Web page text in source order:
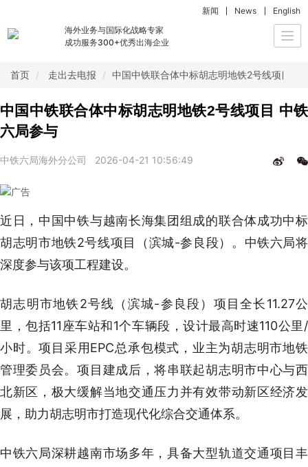
海外业务与国际化战略专家
成功服务300+优秀出海企业
新闻 News English
首页 走出去电报 中国中铁联合体中标胡志明地铁2号线项目 中
中国中铁联合体中标胡志明地铁2号线项目 中铁
六局参与
中铁六局海外分公司 2026-04-21 10:56:49
近日，中国中铁与越南长海集团组成的联合体成功中标
胡志明市地铁2号线项目（滨城-参良段）。中铁六局将
深度参与该项工程建设。
胡志明市地铁2号线（滨城-参良段）项目全长11.27公
里，包括11座车站和1个车辆段，设计最高时速110公里/
小时。项目采用EPC总承包模式，业主为胡志明市地铁
管理委员会。项目建成后，将串联起胡志明市中心与西
北新区，极大缓解当地交通压力并有效带动新区经济发
展，助力胡志明市打造现代化综合交通体系。
中铁六局深耕越南市场多年，具备大型轨道交通项目丰